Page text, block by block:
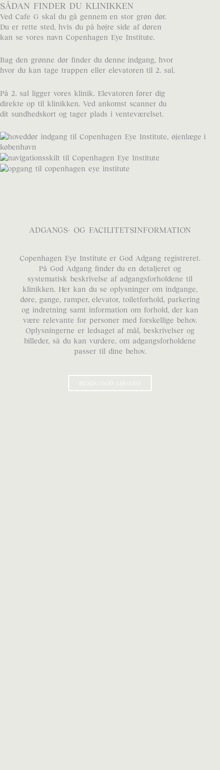
SÅDAN FINDER DU KLINIKKEN
Ved Cafe G skal du gå gennem en stor grøn dør.
Du er rette sted, hvis du på højre side af døren
kan se vores navn Copenhagen Eye Institute.
Bag den grønne dør finder du denne indgang, hvor
hvor du kan tage trappen eller elevatoren til 2. sal.
På 2. sal ligger vores klinik. Elevatoren fører dig
direkte op til klinikken. Ved ankomst scanner du
dit sundhedskort og tager plads i venteværelset.
ADGANGS- OG FACILITETSINFORMATION
Copenhagen Eye Institute er God Adgang registreret.
På God Adgang finder du en detaljeret og
systematisk beskrivelse af adgangsforholdene til
klinikken. Her kan du se oplysninger om indgange,
døre, gange, ramper, elevator, toiletforhold, parkering
og indretning samt information om forhold, der kan
være relevante for personer med forskellige behov.
Oplysningerne er ledsaget af mål, beskrivelser og
billeder, så du kan vurdere, om adgangsforholdene
passer til dine behov.
BESØG GOD ADGANG